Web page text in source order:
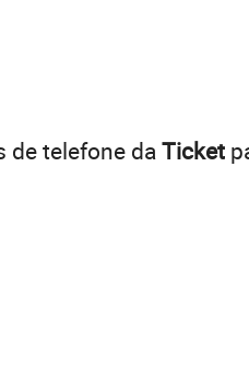
de telefone daTicket